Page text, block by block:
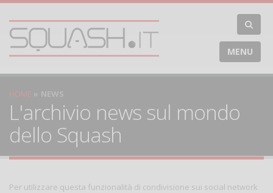
MENU
HOME NEWS
L'archivio news sul mondo
dello Squash
Per utilizzare questa funzionalità di condivisione sui social network